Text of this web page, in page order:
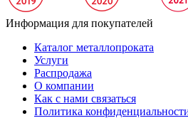
Информация для покупателей
Каталог металлопроката
Услуги
Распродажа
О компании
Как с нами связаться
Политика